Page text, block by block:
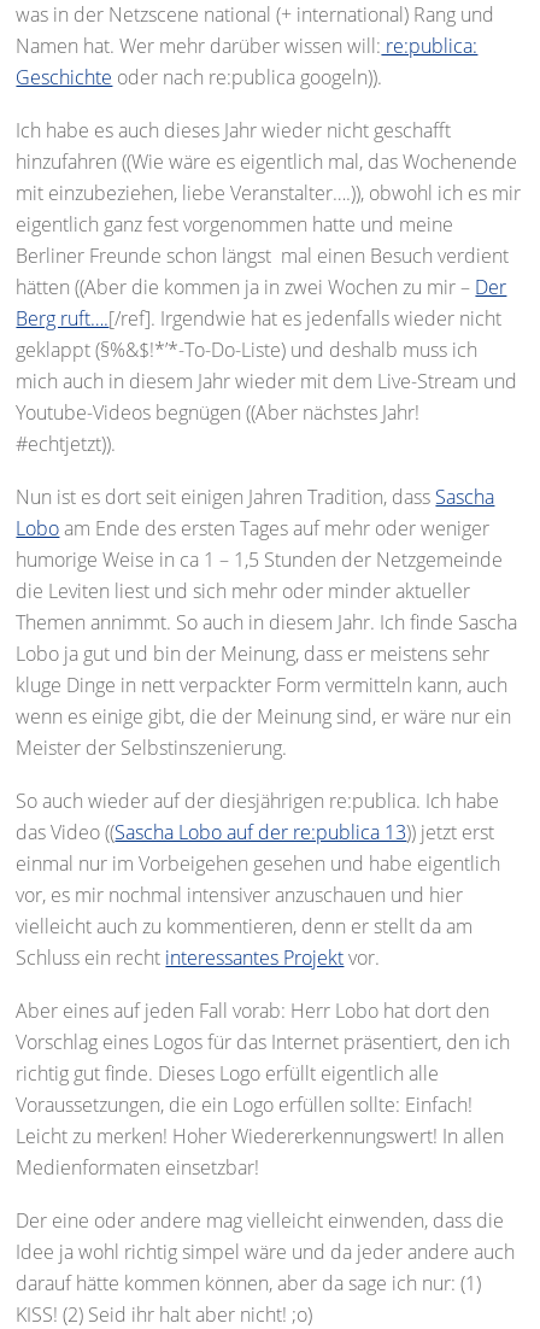
was in der Netzscene national (+ international) Rang und
Namen hat. Wer mehr darüber wissen will: re:publica:
Geschichte oder nach re:publica googeln)).
Ich habe es auch dieses Jahr wieder nicht geschafft
hinzufahren ((Wie wäre es eigentlich mal, das Wochenende
mit einzubeziehen, liebe Veranstalter….)), obwohl ich es mir
eigentlich ganz fest vorgenommen hatte und meine
Berliner Freunde schon längst mal einen Besuch verdient
hätten ((Aber die kommen ja in zwei Wochen zu mir – Der
Berg ruft….[/ref]. Irgendwie hat es jedenfalls wieder nicht
geklappt (§%&$!*’*-To-Do-Liste) und deshalb muss ich
mich auch in diesem Jahr wieder mit dem Live-Stream und
Youtube-Videos begnügen ((Aber nächstes Jahr!
#echtjetzt)).
Nun ist es dort seit einigen Jahren Tradition, dass Sascha
Loboam Ende des ersten Tages auf mehr oder weniger
humorige Weise in ca 1 – 1,5 Stunden der Netzgemeinde
die Leviten liest und sich mehr oder minder aktueller
Themen annimmt. So auch in diesem Jahr. Ich finde Sascha
Lobo ja gut und bin der Meinung, dass er meistens sehr
kluge Dinge in nett verpackter Form vermitteln kann, auch
wenn es einige gibt, die der Meinung sind, er wäre nur ein
Meister der Selbstinszenierung.
So auch wieder auf der diesjährigen re:publica. Ich habe
das Video ((Sascha Lobo auf der re:publica 13)) jetzt erst
einmal nur im Vorbeigehen gesehen und habe eigentlich
vor, es mir nochmal intensiver anzuschauen und hier
vielleicht auch zu kommentieren, denn er stellt da am
Schluss ein recht interessantes Projektvor.
Aber eines auf jeden Fall vorab: Herr Lobo hat dort den
Vorschlag eines Logos für das Internet präsentiert, den ich
richtig gut finde. Dieses Logo erfüllt eigentlich alle
Voraussetzungen, die ein Logo erfüllen sollte: Einfach!
Leicht zu merken! Hoher Wiedererkennungswert! In allen
Medienformaten einsetzbar!
Der eine oder andere mag vielleicht einwenden, dass die
Idee ja wohl richtig simpel wäre und da jeder andere auch
darauf hätte kommen können, aber da sage ich nur: (1)
KISS! (2) Seid ihr halt aber nicht! ;o)